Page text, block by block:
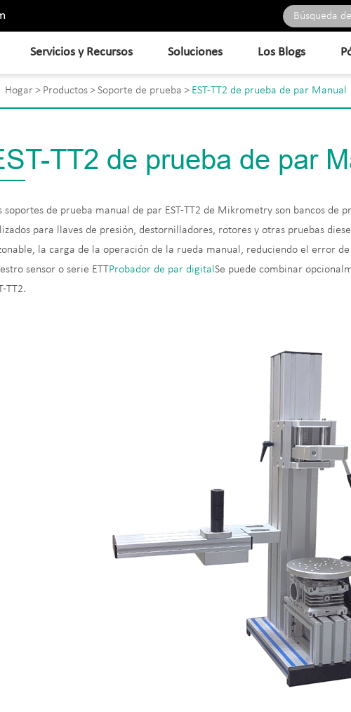
Servicios y Recursos Soluciones Los Blogs
Hogar Productos Soporte de prueba EST-TT2 de prueba de par Manual
TT2 de prueba de par
soportes de prueba manual de par EST-TT2 de Mikrometry son bancos de
para llaves de presión, destornilladores, rotores y otras pruebas
la carga de la operación de la rueda manual, reduciendo el error
sensor o serie ETTProbador de par digital Se puede combinar
TT2.